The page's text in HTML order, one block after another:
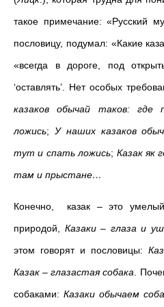
такое примечание: «Русский
пословицу, подумал: «Какие
«всегда в дороге, под
‘оставлять’. Нет особых
казаков обычай таков:
ложись; У наших казаков
тут и спать ложись; Казак як
там и прыстане…
Конечно, казак – это
природой, Казаки – глаза и
этом говорят и пословицы:
Казак – глазастая собака .
собаками: Казаки обычаем